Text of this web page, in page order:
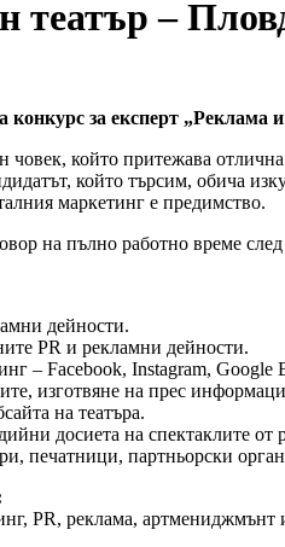
театър –
за експерт „Реклама
човек, който притежава
който търсим, обича
маркетинг е предимство.
на пълно работно време
дейности.
PR и рекламни дейности.
– Facebook, Instagram,
изготвяне на прес
на театъра.
досиета на спектаклите от
печатници, партньорски
PR, реклама, артмениджмънт